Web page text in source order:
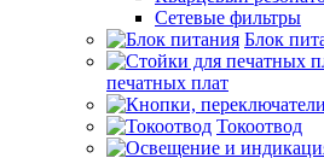
Сетевые фильтры
Блок
печатных плат
Токоотвод